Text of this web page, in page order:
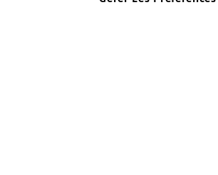
Number: 863029607